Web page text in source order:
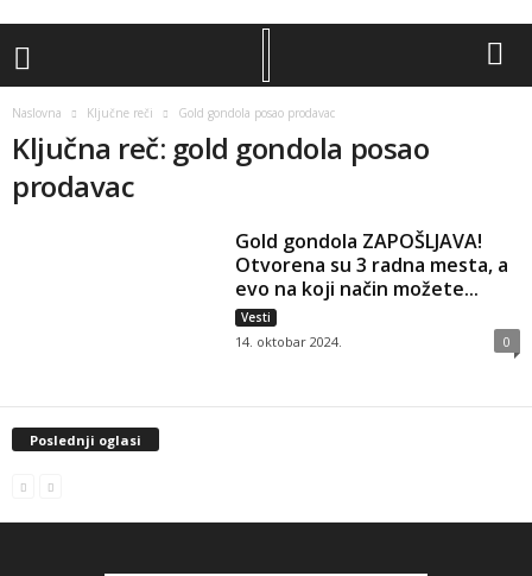
Naslovna Ključne reči Gold gondola posao prodavac
Ključna reč: gold gondola posao
prodavac
Gold gondola ZAPOŠLJAVA!
Otvorena su 3 radna mesta, a
evo na koji način možete...
Vesti
14. oktobar 2024. 0
Poslednji oglasi